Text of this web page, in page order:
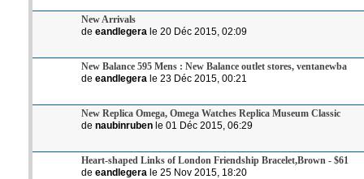
New Arrivals
de eandlegerale 20 Déc 2015, 02:09
New Balance 595 Mens : New Balance outlet stores, ventanewba
de eandlegerale 23 Déc 2015, 00:21
New Replica Omega, Omega Watches Replica Museum Classic
de naubinrubenle 01 Déc 2015, 06:29
Heart-shaped Links of London Friendship Bracelet,Brown - $61
de eandlegerale 25 Nov 2015, 18:20